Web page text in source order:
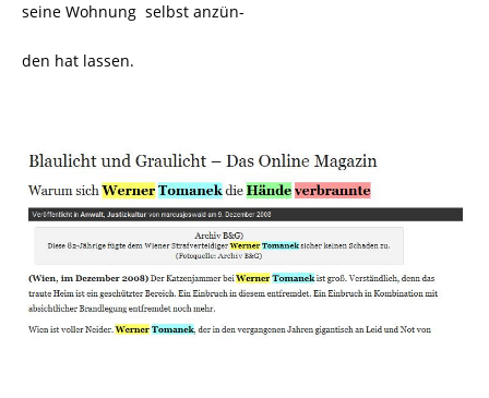
seine Wohnung selbst anzün-
den hat lassen.